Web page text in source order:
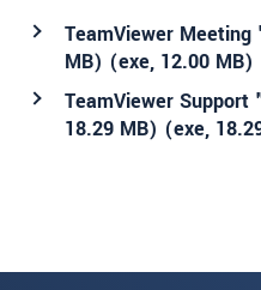
TeamViewer
MB) (exe, 12.00 MB)
TeamViewer
18.29 MB) (exe,